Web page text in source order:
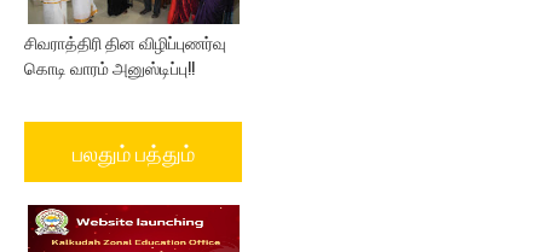
சிவராத்திரி தின விழிப்புணர்வு
கொடி வாரம் அனுஸ்டிப்பு!!
பலதும் பத்தும்